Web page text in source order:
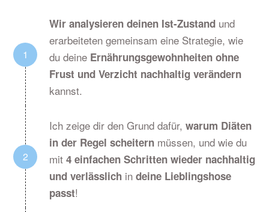
Wir analysieren deinen Ist-Zustand und
erarbeiteten gemeinsam eine Strategie, wie
du deine Ernährungsgewohnheiten ohne
Frust und Verzicht nachhaltig verändern
kannst.
Ich zeige dir den Grund dafür,warum Diäten
in der Regel scheitern müssen, und wie du
mit4 einfachen Schritten wieder nachhaltig
und verlässlich indeine Lieblingshose
passt!